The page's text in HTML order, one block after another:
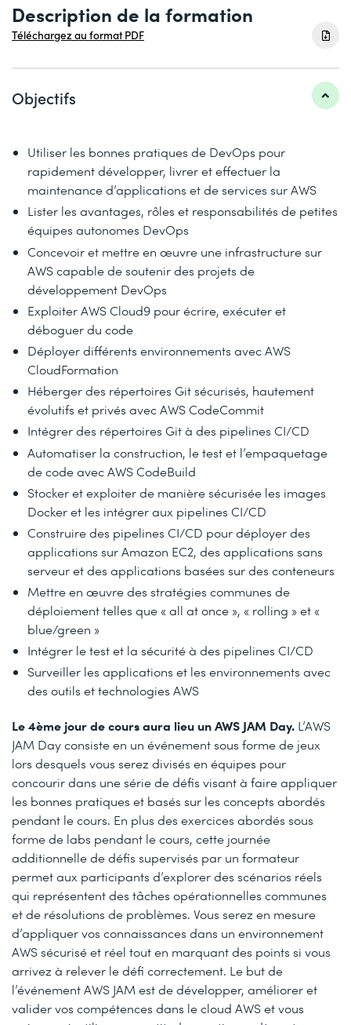
Description de la formation
Téléchargez au format PDF
Objectifs
Utiliser les bonnes pratiques de DevOps pour
rapidement développer, livrer et effectuer la
maintenance d’applications et de services sur AWS
Lister les avantages, rôles et responsabilités de petites
équipes autonomes DevOps
Concevoir et mettre en œuvre une infrastructure sur
AWS capable de soutenir des projets de
développement DevOps
Exploiter AWS Cloud9 pour écrire, exécuter et
déboguer du code
Déployer différents environnements avec AWS
CloudFormation
Héberger des répertoires Git sécurisés, hautement
évolutifs et privés avec AWS CodeCommit
Intégrer des répertoires Git à des pipelines CI/CD
Automatiser la construction, le test et l’empaquetage
de code avec AWS CodeBuild
Stocker et exploiter de manière sécurisée les images
Docker et les intégrer aux pipelines CI/CD
Construire des pipelines CI/CD pour déployer des
applications sur Amazon EC2, des applications sans
serveur et des applications basées sur des conteneurs
Mettre en œuvre des stratégies communes de
déploiement telles que « all at once », « rolling » et «
blue/green »
Intégrer le test et la sécurité à des pipelines CI/CD
Surveiller les applications et les environnements avec
des outils et technologies AWS
Le 4ème jour de cours aura lieu un AWS JAM Day. L’AWS
JAM Day consiste en un événement sous forme de jeux
lors desquels vous serez divisés en équipes pour
concourir dans une série de défis visant à faire appliquer
les bonnes pratiques et basés sur les concepts abordés
pendant le cours. En plus des exercices abordés sous
forme de labs pendant le cours, cette journée
additionnelle de défis supervisés par un formateur
permet aux participants d’explorer des scénarios réels
qui représentent des tâches opérationnelles communes
et de résolutions de problèmes. Vous serez en mesure
d’appliquer vos connaissances dans un environnement
AWS sécurisé et réel tout en marquant des points si vous
arrivez à relever le défi correctement. Le but de
l’événement AWS JAM est de développer, améliorer et
valider vos compétences dans le cloud AWS et vous